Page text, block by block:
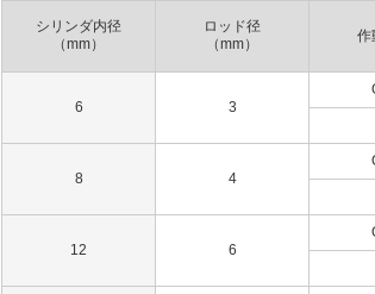
シリンダ内径
（mm）
ロッド径
（mm）
作
6 3
8 4
12 6